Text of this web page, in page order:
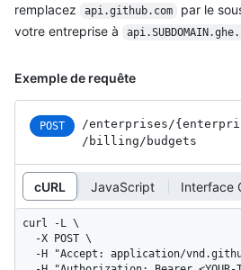
remplacez api.github.com
par le
votre entreprise à
Exemple de requête
POST /enterprises/
/billing/budgets
cURL JavaScript Interface
curl -L \